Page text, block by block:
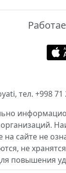
тел. +998 71
сайте не
не
повышения